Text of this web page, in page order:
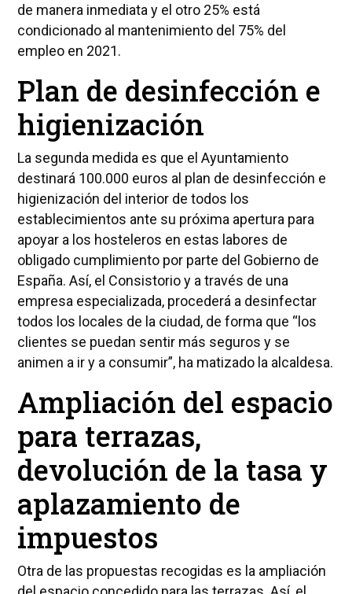
de manera inmediata y el otro 25% está
condicionado al mantenimiento del 75% del
empleo en 2021.
Plan de desinfección e
higienización
La segunda medida es que el Ayuntamiento
destinará 100.000 euros al plan de desinfección e
higienización del interior de todos los
establecimientos ante su próxima apertura para
apoyar a los hosteleros en estas labores de
obligado cumplimiento por parte del Gobierno de
España. Así, el Consistorio y a través de una
empresa especializada, procederá a desinfectar
todos los locales de la ciudad, de forma que “los
clientes se puedan sentir más seguros y se
animen a ir y a consumir”, ha matizado la alcaldesa.
Ampliación del espacio
para terrazas,
devolución de la tasa y
aplazamiento de
impuestos
Otra de las propuestas recogidas es la ampliación